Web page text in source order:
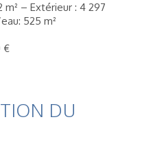
m² – Extérieur : 4 297
525 m²
€
DU